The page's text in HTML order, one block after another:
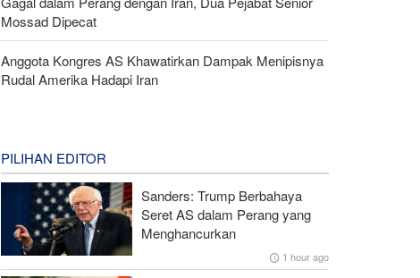
Mossad Dipecat
Anggota Kongres AS Khawatirkan Dampak Menipisnya
Rudal Amerika Hadapi Iran
PILIHAN EDITOR
Sanders: Trump Berbahaya
Seret AS dalam Perang yang
Menghancurkan
1 hour ago